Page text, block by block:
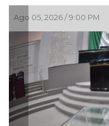
Ago 05, 2026 / 7:46 PM